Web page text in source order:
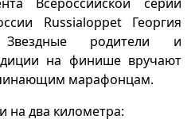
Russialoppet Георгия
Звездные родители и
на финише вручают
марафонцам.
на два километра: